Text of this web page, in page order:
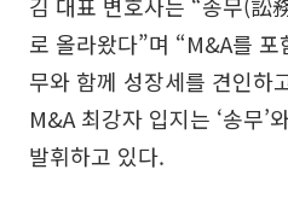
로 올라왔다”며 “M&A를
무와 함께 성장세를 견인하
M&A 최강자 입지는 ‘송무’
발휘하고 있다.